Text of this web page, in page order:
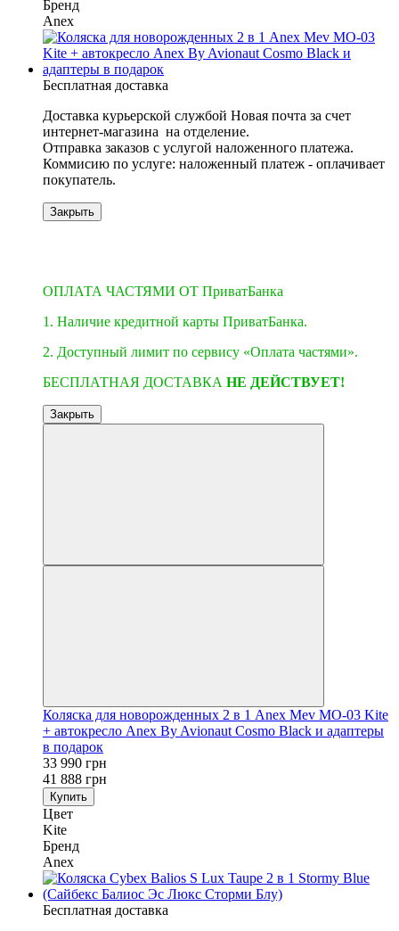
Бренд
Anex
Бесплатная доставка
Доставка курьерской службой Новая почта за счет
интернет-магазина на отделение.
​​​​​​Отправка заказов с услугой наложенного платежа.
Коммисию по услуге: наложенный платеж - оплачивает
покупатель.
Закрыть
ОПЛАТА ЧАСТЯМИ ОТ ПриватБанка
1. Наличие кредитной карты ПриватБанка.
2. Доступный лимит по сервису «Оплата частями».
БЕСПЛАТНАЯ ДОСТАВКА НЕ ДЕЙСТВУЕТ!
Закрыть
Коляска для новорожденных 2 в 1 Anex Mev МО-03 Kite
+ автокресло Anex By Avionaut Cosmo Black и адаптеры
в подарок
33 990 грн
41 888 грн
Купить
Цвет
Kite
Бренд
Anex
Бесплатная доставка